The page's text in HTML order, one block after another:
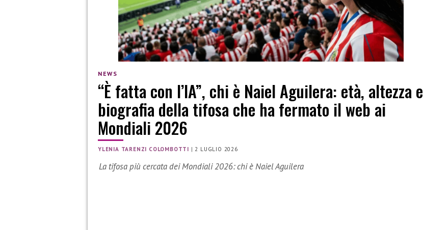
NEWS
“È fatta con l’IA”, chi è Naiel Aguilera: età, altezza e
biografia della tifosa che ha fermato il web ai
Mondiali 2026
YLENIA TARENZI COLOMBOTTI |2 LUGLIO 2026
La tifosa più cercata dei Mondiali 2026: chi è Naiel Aguilera